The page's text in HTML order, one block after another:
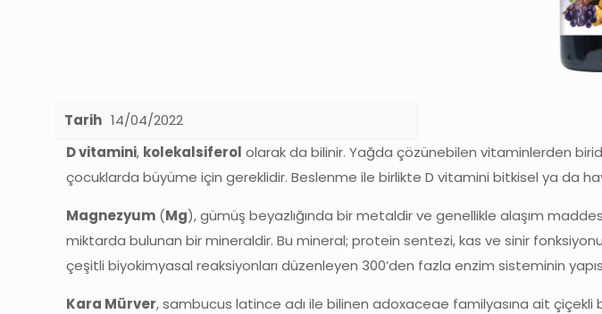
Tarih 14/04/2022
D vitamini, kolekalsiferol olarak da bilinir. Yağda çözünebilen vitaminlerden
çocuklarda büyüme için gereklidir. Beslenme ile birlikte D vitamini bitkisel ya da
Magnezyum (Mg), gümüş beyazlığında bir metaldir ve genellikle alaşım
miktarda bulunan bir mineraldir. Bu mineral; protein sentezi, kas ve sinir
çeşitli biyokimyasal reaksiyonları düzenleyen 300’den fazla enzim sisteminin
Kara Mürver, sambucus latince adı ile bilinen adoxaceae familyasına ait